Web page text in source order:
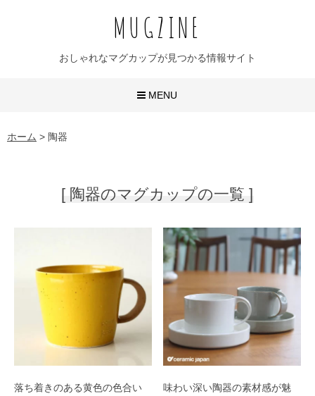
MUGZINE
おしゃれなマグカップが見つかる情報サイト
MENU
ユニークなマグカップ
名入れマグカップ
おすすめ20選
無地マグ
北欧マグ
ホーム > 陶器
[ 陶器のマグカップの一覧 ]
落ち着きのある黄色の色合い
味わい深い陶器の素材感が魅